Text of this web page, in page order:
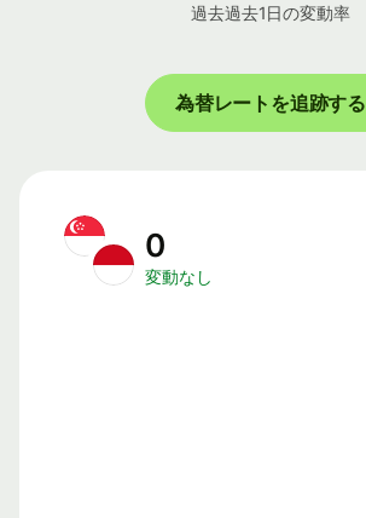
過去過去1日の変動率
為替レートを追跡する
0
変動なし